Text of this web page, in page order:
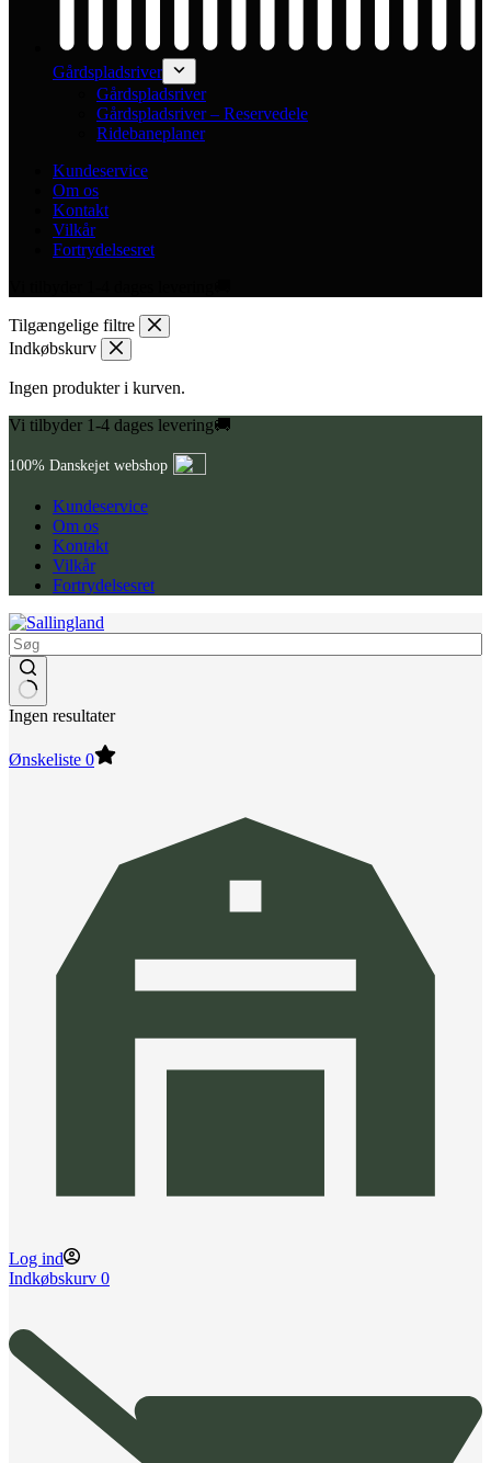
Gårdspladsriver
Gårdspladsriver
Gårdspladsriver – Reservedele
Ridebaneplaner
Kundeservice
Om os
Kontakt
Vilkår
Fortrydelsesret
Tilgængelige filtre
Indkøbskurv
Ingen produkter i kurven.
Vi tilbyder 1-4 dages levering🚚
100% Danskejet webshop
Kundeservice
Om os
Kontakt
Vilkår
Fortrydelsesret
Ingen resultater
Ønskeliste 0
Log ind
Indkøbskurv 0